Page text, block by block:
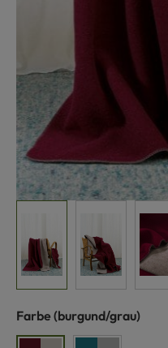
Farbe auswählen
(burgund/grau)